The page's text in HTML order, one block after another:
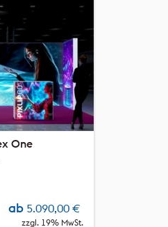
One
ab 5.090,00 €
zzgl. 19% MwSt.